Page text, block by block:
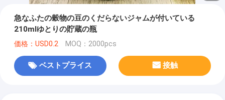
急なふたの穀物の豆のくだらないジャムが付いている
210mlゆとりの貯蔵の瓶
価格：USD0.2 MOQ：2000pcs
ベストプライス 接触